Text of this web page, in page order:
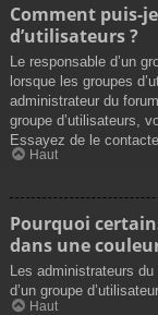
Comment puis-
d’utilisateurs ?
Le responsable d’un
lorsque les groupes
administrateur du
groupe d’utilisateurs,
Essayez de le
Haut
Pourquoi
dans une
Les administrateurs
d’un groupe
Haut